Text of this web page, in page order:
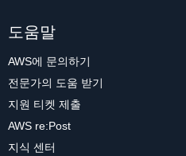
도움말
AWS에 문의하기
전문가의 도움 받기
지원 티켓 제출
AWS re:Post
지식 센터